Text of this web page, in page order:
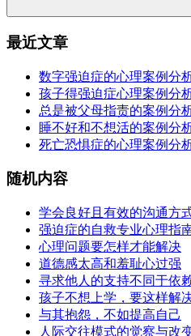
最近文章
数字强迫症的心理案例分
孩子得强迫症心理案例分
总是被父母指责的案例分
睡不好和不想活的案例分
死亡恐惧症的心理案例分
随机内容
学会良好且有效的沟通方
强迫症的自救专业心理指
心理问题要怎样才能解决
道德感太高和羞耻心过强
寻求他人的支持不同于依
孩子不想上学，要这样解
与其抱怨，不如提高自己
人际交往模式的觉察与改